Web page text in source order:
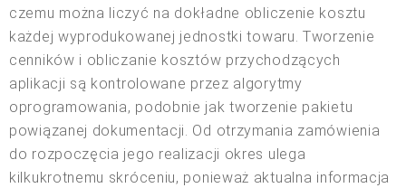
czemu można liczyć na dokładne obliczenie kosztu
każdej wyprodukowanej jednostki towaru. Tworzenie
cenników i obliczanie kosztów przychodzących
aplikacji są kontrolowane przez algorytmy
oprogramowania, podobnie jak tworzenie pakietu
powiązanej dokumentacji. Od otrzymania zamówienia
do rozpoczęcia jego realizacji okres ulega
kilkukrotnemu skróceniu, ponieważ aktualna informacja